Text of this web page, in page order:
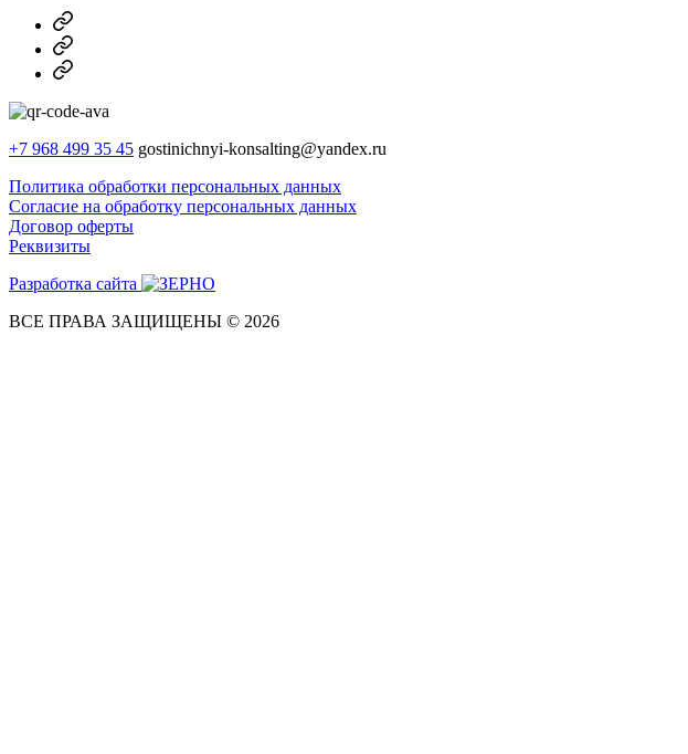
MAX
Telegram
Dzen
+7 968 499 35 45 gostinichnyi-konsalting@yandex.ru
Политика обработки персональных данных
Согласие на обработку персональных данных
Договор оферты
Реквизиты
Разработка сайта
ВСЕ ПРАВА ЗАЩИЩЕНЫ © 2026